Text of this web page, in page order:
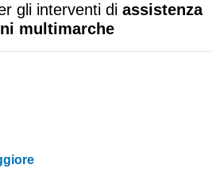
gli interventi di assistenza
multimarche